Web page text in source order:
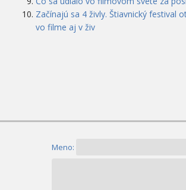
Začínajú sa 4 živly. Štiavnický festival
vo filme aj v živ
Meno: